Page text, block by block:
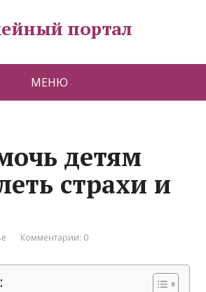
портал
МЕНЮ
детям
страхи и
Комментарии: 0